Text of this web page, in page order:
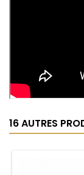
16 AUTRES